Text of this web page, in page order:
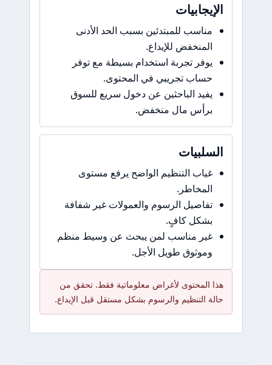
الإيجابيات
مناسب للمبتدئين بسبب الحد الأدنى
المنخفض للإيداع.
يوفر تجربة استخدام بسيطة مع توفر
حساب تجريبي في المحتوى.
يفيد الباحثين عن دخول سريع للسوق
برأس مال منخفض.
السلبيات
غياب التنظيم الواضح يرفع مستوى
المخاطر.
تفاصيل الرسوم والعمولات غير شفافة
بشكل كافٍ.
غير مناسب لمن يبحث عن وسيط منظم
وموثوق طويل الأجل.
هذا المحتوى لأغراض معلوماتية فقط. تحقق من
حالة التنظيم والرسوم بشكل مستقل قبل الإيداع.